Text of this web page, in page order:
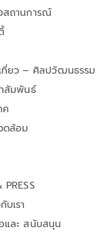
สถานการณ์
ที่ยว – ศิลปวัฒนธรรม
สัมพันธ์
ค
ดล้อม
PRESS
บเรา
และ สนับสนุน